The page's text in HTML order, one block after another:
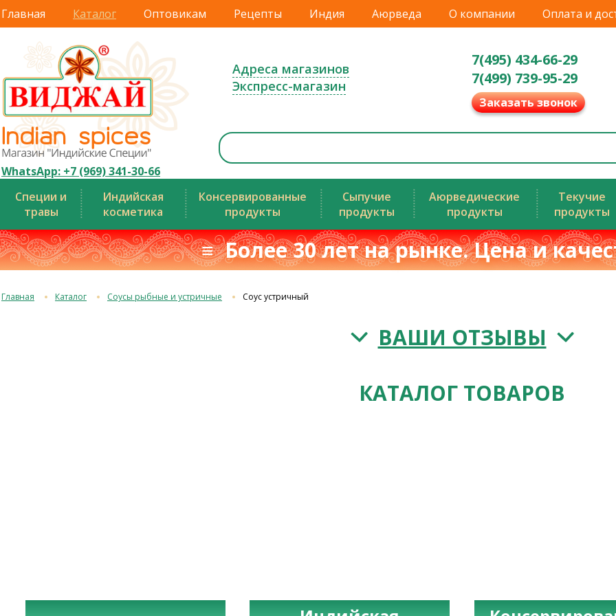
Главная Каталог Оптовикам Рецепты Индия Аюрведа О компании Оплата и
WhatsApp: +7 (969) 341-30-66
Адреса магазинов
Экспресс-магазин
7(495) 434-66-29
7(499) 739-95-29
Заказать звонок
Специи и
травы
Индийская
косметика
Консервированные
продукты
Сыпучие
продукты
Аюрведические
продукты
Текучие
продукты
≡ Более 30 лет на рынке. Цена и
Главная Каталог Соусы рыбные и устричные Соус устричный
ВАШИ ОТЗЫВЫ
КАТАЛОГ ТОВАРОВ